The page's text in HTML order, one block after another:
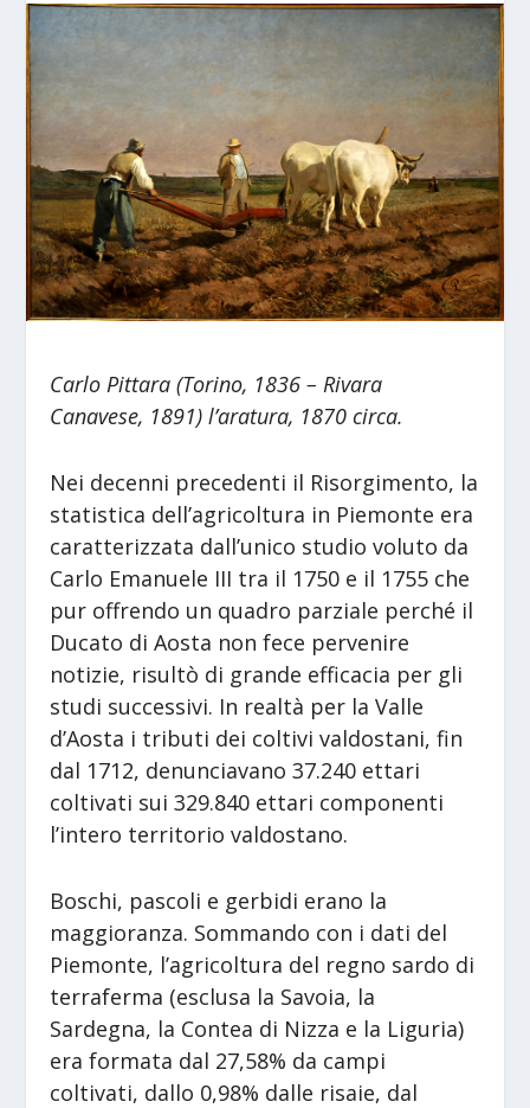
Carlo Pittara (Torino, 1836 – Rivara
Canavese, 1891) l’aratura, 1870 circa.
Nei decenni precedenti il Risorgimento, la
statistica dell’agricoltura in Piemonte era
caratterizzata dall’unico studio voluto da
Carlo Emanuele III tra il 1750 e il 1755 che
pur offrendo un quadro parziale perché il
Ducato di Aosta non fece pervenire
notizie, risultò di grande efficacia per gli
studi successivi. In realtà per la Valle
d’Aosta i tributi dei coltivi valdostani, fin
dal 1712, denunciavano 37.240 ettari
coltivati sui 329.840 ettari componenti
l’intero territorio valdostano.
Boschi, pascoli e gerbidi erano la
maggioranza. Sommando con i dati del
Piemonte, l’agricoltura del regno sardo di
terraferma (esclusa la Savoia, la
Sardegna, la Contea di Nizza e la Liguria)
era formata dal 27,58% da campi
coltivati, dallo 0,98% dalle risaie, dal